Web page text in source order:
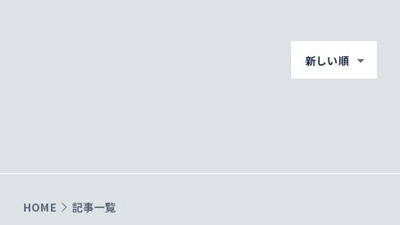
新しい順
HOME 記事一覧